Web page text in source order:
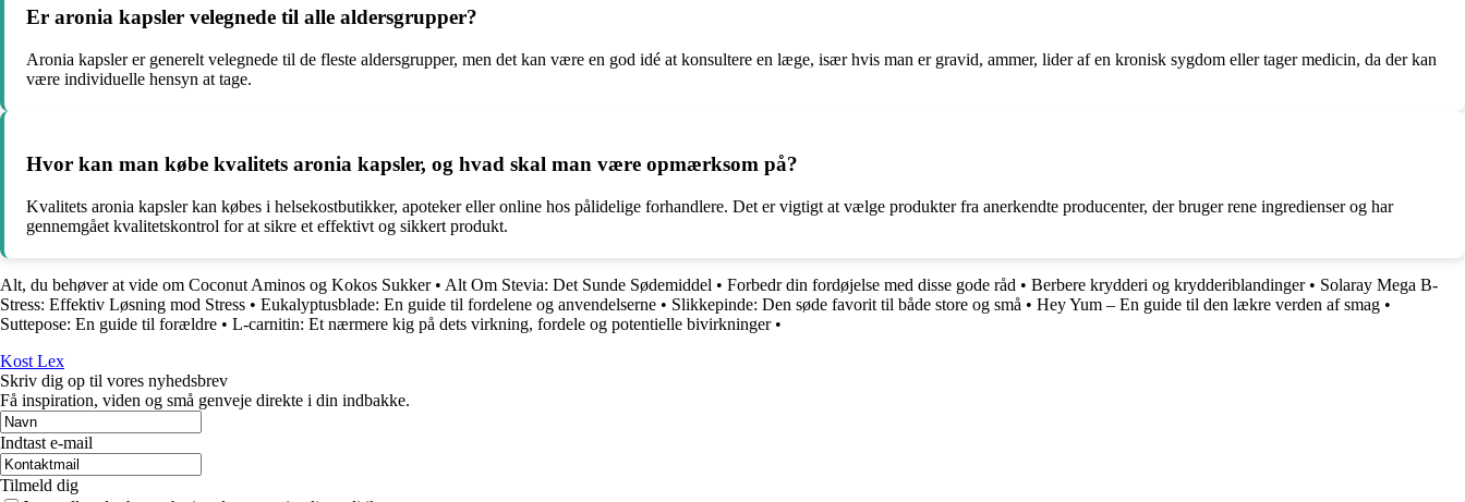
Er aronia kapsler velegnede til alle aldersgrupper?
Aronia kapsler er generelt velegnede til de fleste aldersgrupper, men det kan være en god idé at konsultere en læge, især hvis man er gravid, ammer, lider af en kronisk sygdom eller tager medicin, da der kan
være individuelle hensyn at tage.
Hvor kan man købe kvalitets aronia kapsler, og hvad skal man være opmærksom på?
Kvalitets aronia kapsler kan købes i helsekostbutikker, apoteker eller online hos pålidelige forhandlere. Det er vigtigt at vælge produkter fra anerkendte producenter, der bruger rene ingredienser og har
gennemgået kvalitetskontrol for at sikre et effektivt og sikkert produkt.
Alt, du behøver at vide om Coconut Aminos og Kokos Sukker• Alt Om Stevia: Det Sunde Sødemiddel • Forbedr din fordøjelse med disse gode råd • Berbere krydderi og krydderiblandinger• Solaray Mega B-
Stress: Effektiv Løsning mod Stress • Eukalyptusblade: En guide til fordelene og anvendelserne • Slikkepinde: Den søde favorit til både store og små • Hey Yum – En guide til den lækre verden af smag •
Suttepose: En guide til forældre • L-carnitin: Et nærmere kig på dets virkning, fordele og potentielle bivirkninger•
Kost Lex
Skriv dig op til vores nyhedsbrev
Få inspiration, viden og små genveje direkte i din indbakke.
Indtast e-mail
Tilmeld dig